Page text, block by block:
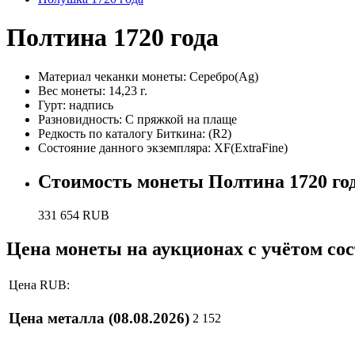
Полтина 1720 года
Материал чеканки монеты: Серебро(Ag)
Вес монеты: 14,23 г.
Гурт: надпись
Разновидность: С пряжкой на плаще
Редкость по каталогу Биткина: (R2)
Состояние данного экземпляра: XF(ExtraFine)
Стоимость монеты Полтина 1720
331 654 RUB
Цена монеты на аукционах с учётом
Цена RUB:
Цена металла (08.08.2026) 2 152